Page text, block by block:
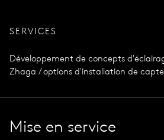
SERVICES
Développement de concepts
Zhaga / options d'installation de
Mise en service